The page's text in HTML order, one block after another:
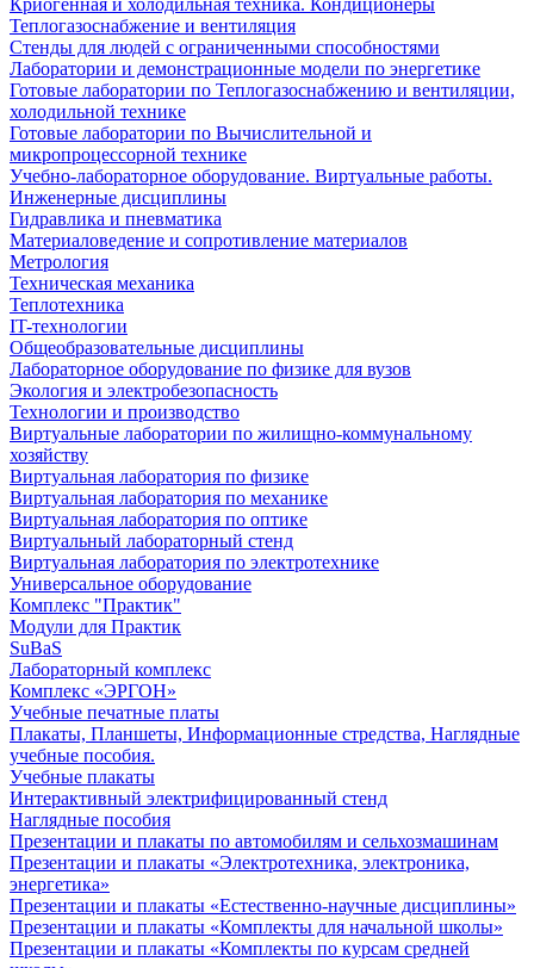
Криогенная и холодильная техника. Кондиционеры
Теплогазоснабжение и вентиляция
Стенды для людей с ограниченными способностями
Лаборатории и демонстрационные модели по энергетике
Готовые лаборатории по Теплогазоснабжению и вентиляции,
холодильной технике
Готовые лаборатории по Вычислительной и
микропроцессорной технике
Учебно-лабораторное оборудование. Виртуальные работы.
Инженерные дисциплины
Гидравлика и пневматика
Материаловедение и сопротивление материалов
Метрология
Техническая механика
Теплотехника
IT-технологии
Общеобразовательные дисциплины
Лабораторное оборудование по физике для вузов
Экология и электробезопасность
Технологии и производство
Виртуальные лаборатории по жилищно-коммунальному
хозяйству
Виртуальная лаборатория по физике
Виртуальная лаборатория по механике
Виртуальная лаборатория по оптике
Виртуальный лабораторный стенд
Виртуальная лаборатория по электротехнике
Универсальное оборудование
Комплекс "Практик"
Модули для Практик
SuBaS
Лабораторный комплекс
Комплекс «ЭРГОН»
Учебные печатные платы
Плакаты, Планшеты, Информационные стредства, Наглядные
учебные пособия.
Учебные плакаты
Интерактивный электрифицированный стенд
Наглядные пособия
Презентации и плакаты по автомобилям и сельхозмашинам
Презентации и плакаты «Электротехника, электроника,
энергетика»
Презентации и плакаты «Естественно-научные дисциплины»
Презентации и плакаты «Комплекты для начальной школы»
Презентации и плакаты «Комплекты по курсам средней